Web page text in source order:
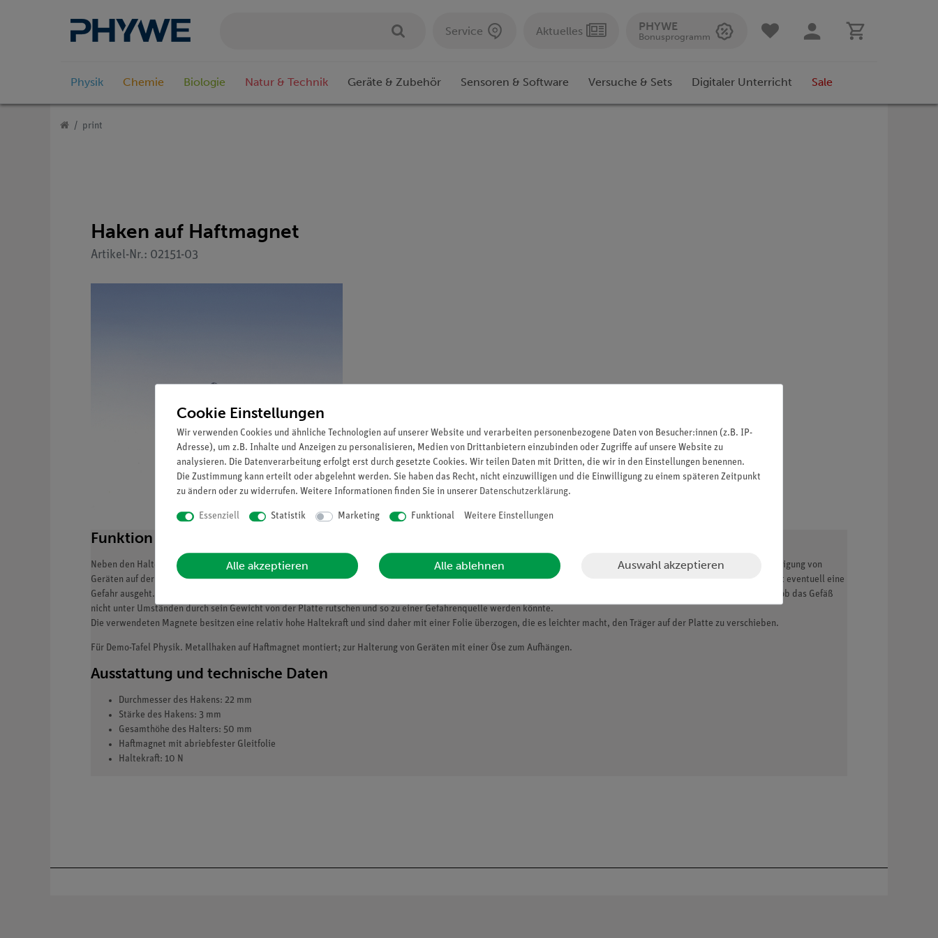
Service Aktuelles PHYWE
Bonusprogramm
Physik Chemie Biologie Natur & Technik Geräte & Zubehör Sensoren & Software Versuche & Sets Digitaler Unterricht Sale
print
Haken auf Haftmagnet
Artikel-Nr.: 02151-03
Funktion und Verwendung
Neben den Haltern, die fest auf der "Platte für Komplettversuche" (45510-00) eingehakt werden, gibt es noch einige weitere Halter auf Haftmagneten, die auch zur Befestigung von
Geräten auf der "Platte für Komplettversuche" genutzt werden können. Werden diese Halter eingesetzt, muss in jedem Fall geprüft werden, ob von ihrer Verwendung nicht eventuell eine
Gefahr ausgeht. Wenn z.B. etwa ein schweres Gefäß mit ätzender Flüssigkeit mit einem solchen Halter auf Haftmagnet an der Platte befestigt wird, muss geprüft werden, ob das Gefäß
nicht unter Umständen durch sein Gewicht von der Platte rutschen und so zu einer Gefahrenquelle werden könnte.
Die verwendeten Magnete besitzen eine relativ hohe Haltekraft und sind daher mit einer Folie überzogen, die es leichter macht, den Träger auf der Platte zu verschieben.
Für Demo-Tafel Physik. Metallhaken auf Haftmagnet montiert; zur Halterung von Geräten mit einer Öse zum Aufhängen.
Ausstattung und technische Daten
Durchmesser des Hakens: 22 mm
Stärke des Hakens: 3 mm
Gesamthöhe des Halters: 50 mm
Haftmagnet mit abriebfester Gleitfolie
Haltekraft: 10 N
Cookie Einstellungen
Wir verwenden Cookies und ähnliche Technologien auf unserer Website und verarbeiten personenbezogene Daten von Besucher:innen (z.B. IP-
Adresse), um z.B. Inhalte und Anzeigen zu personalisieren, Medien von Drittanbietern einzubinden oder Zugriffe auf unsere Website zu
analysieren. Die Datenverarbeitung erfolgt erst durch gesetzte Cookies. Wir teilen Daten mit Dritten, die wir in den Einstellungen benennen.
Die Zustimmung kann erteilt oder abgelehnt werden. Sie haben das Recht, nicht einzuwilligen und die Einwilligung zu einem späteren Zeitpunkt
zu ändern oder zu widerrufen. Weitere Informationen finden Sie in unserer Daten­schutz­erklärung.
Essenziell Statistik Marketing Funktional Weitere Einstellungen
Alle akzeptieren Alle ablehnen Auswahl akzeptieren